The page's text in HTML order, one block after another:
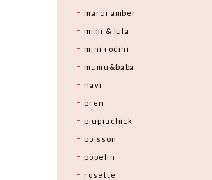
mardi amber
mimi & lula
mini rodini
mumu&baba
navi
oren
piupiuchick
poisson
popelin
rosette